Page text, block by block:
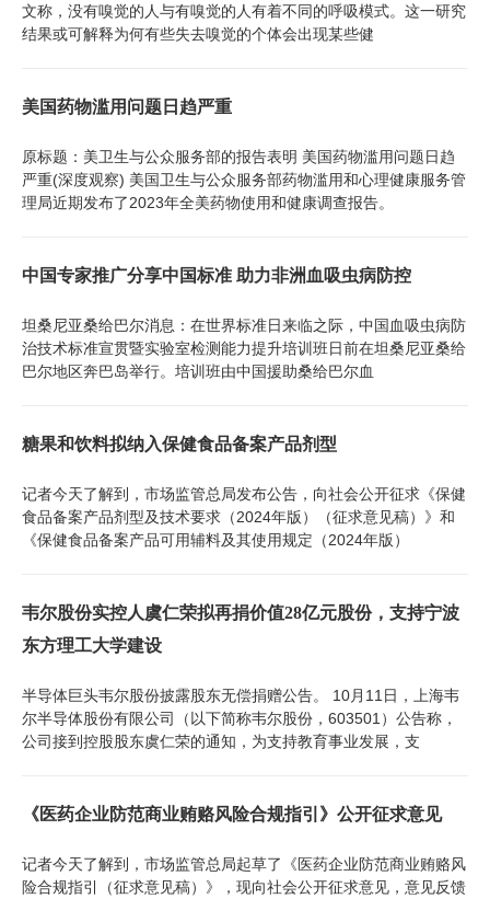
文称，没有嗅觉的人与有嗅觉的人有着不同的呼吸模式。这一研究
结果或可解释为何有些失去嗅觉的个体会出现某些健
美国药物滥用问题日趋严重
原标题：美卫生与公众服务部的报告表明 美国药物滥用问题日趋
严重(深度观察) 美国卫生与公众服务部药物滥用和心理健康服务管
理局近期发布了2023年全美药物使用和健康调查报告。
中国专家推广分享中国标准 助力非洲血吸虫病防控
坦桑尼亚桑给巴尔消息：在世界标准日来临之际，中国血吸虫病防
治技术标准宣贯暨实验室检测能力提升培训班日前在坦桑尼亚桑给
巴尔地区奔巴岛举行。培训班由中国援助桑给巴尔血
糖果和饮料拟纳入保健食品备案产品剂型
记者今天了解到，市场监管总局发布公告，向社会公开征求《保健
食品备案产品剂型及技术要求（2024年版）（征求意见稿）》和
《保健食品备案产品可用辅料及其使用规定（2024年版）
韦尔股份实控人虞仁荣拟再捐价值28亿元股份，支持宁波
东方理工大学建设
半导体巨头韦尔股份披露股东无偿捐赠公告。 10月11日，上海韦
尔半导体股份有限公司（以下简称韦尔股份，603501）公告称，
公司接到控股股东虞仁荣的通知，为支持教育事业发展，支
《医药企业防范商业贿赂风险合规指引》公开征求意见
记者今天了解到，市场监管总局起草了《医药企业防范商业贿赂风
险合规指引（征求意见稿）》，现向社会公开征求意见，意见反馈